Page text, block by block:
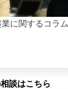
に関するコラ
談はこちら